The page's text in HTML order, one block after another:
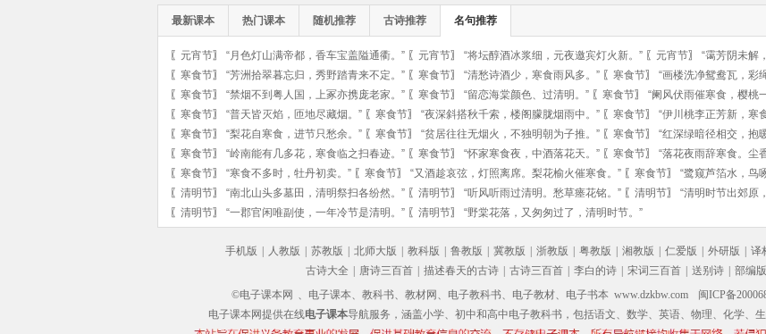
最新课本 热门课本 随机推荐 古诗推荐 名句推荐
〖 元宵节〗 “月色灯山满帝都，香车宝盖隘通衢。” 〖 元宵节〗 “将坛醇酒冰浆细，元夜邀宾灯火新。” 〖 元宵节〗 “霭芳阴未解
〖 寒食节〗 “芳洲拾翠暮忘归，秀野踏青来不定。” 〖 寒食节〗 “清愁诗酒少，寒食雨风多。” 〖 寒食节〗 “画楼洗净鸳鸯瓦，彩
〖 寒食节〗 “禁烟不到粤人国，上冢亦携庞老家。” 〖 寒食节〗 “留恋海棠颜色、过清明。” 〖 寒食节〗 “阑风伏雨催寒食，樱桃
〖 寒食节〗 “普天皆灭焰，匝地尽藏烟。” 〖 寒食节〗 “夜深斜搭秋千索，楼阁朦胧烟雨中。” 〖 寒食节〗 “伊川桃李正芳新，寒
〖 寒食节〗 “梨花自寒食，进节只愁余。” 〖 寒食节〗 “贫居往往无烟火，不独明朝为子推。” 〖 寒食节〗 “红深绿暗径相交，抱
〖 寒食节〗 “岭南能有几多花，寒食临之扫春迹。” 〖 寒食节〗 “怀家寒食夜，中酒落花天。” 〖 寒食节〗 “落花夜雨辞寒食。尘
〖 寒食节〗 “寒食不多时，牡丹初卖。” 〖 寒食节〗 “又酒趁哀弦，灯照离席。梨花榆火催寒食。” 〖 寒食节〗 “鹭窥芦箔水，鸟
〖 清明节〗 “南北山头多墓田，清明祭扫各纷然。” 〖 清明节〗 “听风听雨过清明。愁草瘗花铭。” 〖 清明节〗 “清明时节出郊原
〖 清明节〗 “一郡官闲唯副使，一年冷节是清明。” 〖 清明节〗 “野棠花落，又匆匆过了，清明时节。”
手机版 | 人教版 | 苏教版 | 北师大版 | 教科版 | 鲁教版 | 冀教版 | 浙教版 | 粤教版 | 湘教版 | 仁爱版 | 外研版 | 译
古诗大全 | 唐诗三百首 | 描述春天的古诗 | 古诗三百首 | 李白的诗 | 宋词三百首 | 送别诗 | 部编
©电子课本网
、电子课本、教科书、教材网、电子教科书、电子教材、电子书本 www.dzkbw.com 闽ICP备
电子课本网提供在线电子课本导航服务，涵盖小学、初中和高中电子教科书，包括语文、数学、英语、物理、化学、